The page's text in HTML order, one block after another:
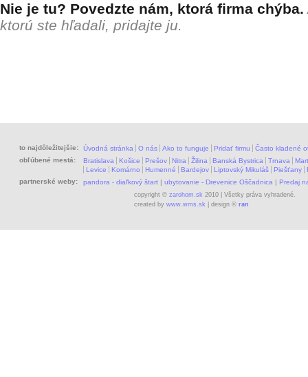
Nie je tu? Povedzte nám, ktorá firma chýba.
ktorú ste hľadali, pridajte ju.
to najdôležitejšie: Úvodná stránka O nás Ako to funguje Pridať firmu
Často kladené
obľúbené mestá:
Bratislava Košice Prešov Nitra Žilina Banská Bystrica Trnava
Levice
Komárno Humenné Bardejov Liptovský Mikuláš Piešťany
partnerské weby:
pandora - diaľkový štart | ubytovanie - Drevenice Oščadnica | Predaj
copyright © zarohom.sk 2010 | Všetky práva vyhradené.
created by www.wms.sk | design © ran